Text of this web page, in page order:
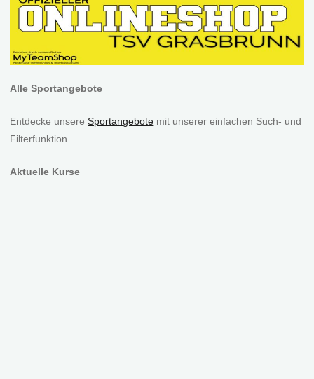
Alle Sportangebote
Entdecke unsereSportangebote mit unserer einfachen Such- und
Filterfunktion.
Aktuelle Kurse